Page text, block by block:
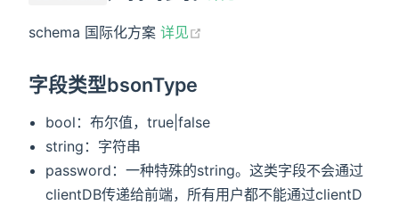
schema 国际化方案 详见
字段类型bsonType
bool：布尔值，true|false
string：字符串
password：一种特殊的string。这类字段不会通过
clientDB传递给前端，所有用户都不能通过clientD